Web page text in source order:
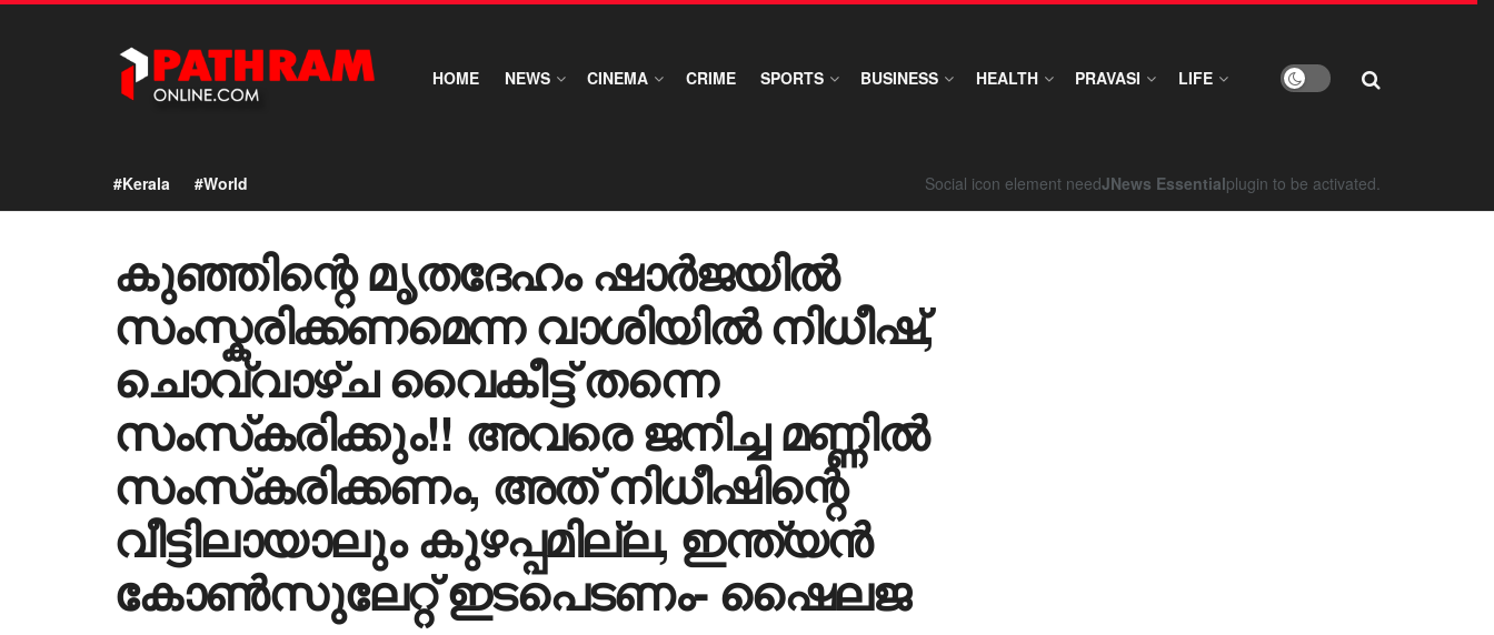
HOME NEWS CINEMA CRIME SPORTS BUSINESS HEALTH PRAVASI LIFE
#Kerala #World Social icon element needJNews Essentialplugin to be activated.
കുഞ്ഞിന്റെ മൃതദേഹം ഷാർജയിൽ
സംസ്കരിക്കണമെന്ന വാശിയിൽ നിധീഷ്,
ചൊവ്വാഴ്ച വൈകീട്ട് തന്നെ
സംസ്‌കരിക്കും!! അവരെ ജനിച്ച മണ്ണിൽ
സംസ്‌കരിക്കണം, അത് നിധീഷിന്റെ
വീട്ടിലായാലും കുഴപ്പമില്ല, ഇന്ത്യൻ
കോൺസുലേറ്റ് ഇടപെടണം- ഷൈലജ